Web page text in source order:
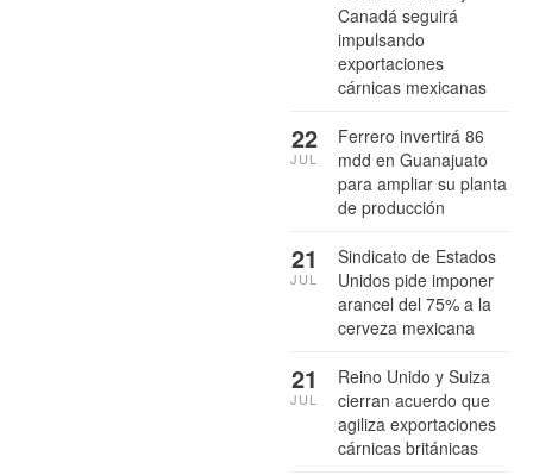
Canadá seguirá
impulsando
exportaciones
cárnicas mexicanas
Ferrero invertirá 86
mdd en Guanajuato
para ampliar su planta
de producción
22
JUL
Sindicato de Estados
Unidos pide imponer
arancel del 75% a la
cerveza mexicana
21
JUL
Reino Unido y Suiza
cierran acuerdo que
agiliza exportaciones
cárnicas británicas
21
JUL